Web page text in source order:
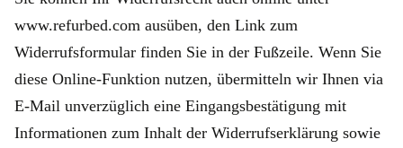
www.refurbed.com ausüben, den Link zum
Widerrufsformular finden Sie in der Fußzeile. Wenn Sie
diese Online-Funktion nutzen, übermitteln wir Ihnen via
E-Mail unverzüglich eine Eingangsbestätigung mit
Informationen zum Inhalt der Widerrufserklärung sowie